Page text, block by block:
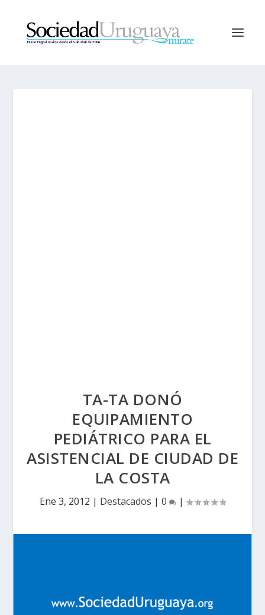
TA-TA DONÓ
EQUIPAMIENTO
PEDIÁTRICO PARA EL
ASISTENCIAL DE CIUDAD DE
LA COSTA
Ene 3, 2012 | Destacados | 0 |